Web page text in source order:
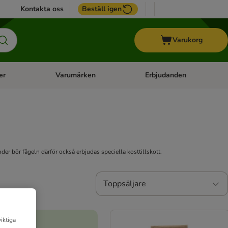
Kontakta oss Beställ igen
Varukorg
Häst Open category menu: Veterinärfoder
Varumärken Open category menu:
Erbjudanden
bör fågeln därför också erbjudas speciella kosttillskott.
Toppsäljare